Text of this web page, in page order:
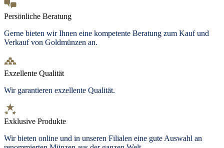
Persönliche Beratung
Gerne bieten wir Ihnen eine kompetente Beratung zum Kauf und
Verkauf von Goldmünzen an.
Exzellente Qualität
Wir garantieren exzellente Qualität.
Exklusive Produkte
Wir bieten online und in unseren Filialen eine gute Auswahl an